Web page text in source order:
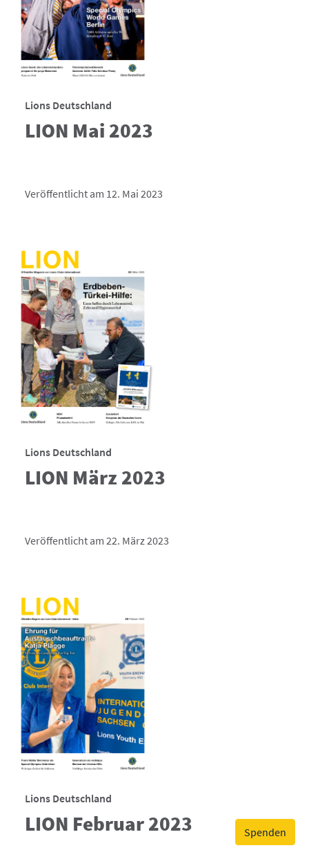
Spenden
Lions Deutschland
LION Mai 2023
Veröffentlicht am 12. Mai 2023
Lions Deutschland
LION März 2023
Veröffentlicht am 22. März 2023
Lions Deutschland
LION Februar 2023